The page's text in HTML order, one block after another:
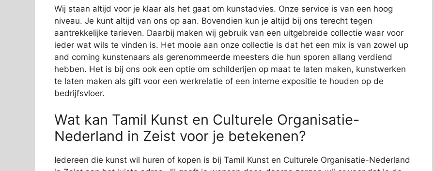
Wij staan altijd voor je klaar als het gaat om kunstadvies. Onze service is van een hoog
niveau. Je kunt altijd van ons op aan. Bovendien kun je altijd bij ons terecht tegen
aantrekkelijke tarieven. Daarbij maken wij gebruik van een uitgebreide collectie waar voor
ieder wat wils te vinden is. Het mooie aan onze collectie is dat het een mix is van zowel up
and coming kunstenaars als gerenommeerde meesters die hun sporen allang verdiend
hebben. Het is bij ons ook een optie om schilderijen op maat te laten maken, kunstwerken
te laten maken als gift voor een werkrelatie of een interne expositie te houden op de
bedrijfsvloer.
Wat kan Tamil Kunst en Culturele Organisatie-
Nederland in Zeist voor je betekenen?
Iedereen die kunst wil huren of kopen is bij Tamil Kunst en Culturele Organisatie-Nederland